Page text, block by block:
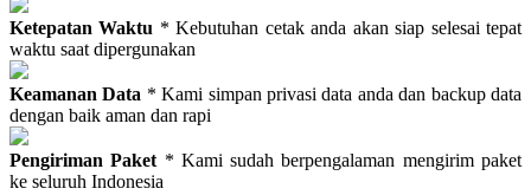
Ketepatan Waktu * Kebutuhan cetak anda akan siap selesai tepat
waktu saat dipergunakan
Keamanan Data * Kami simpan privasi data anda dan backup data
dengan baik aman dan rapi
Pengiriman Paket * Kami sudah berpengalaman mengirim paket
ke seluruh Indonesia